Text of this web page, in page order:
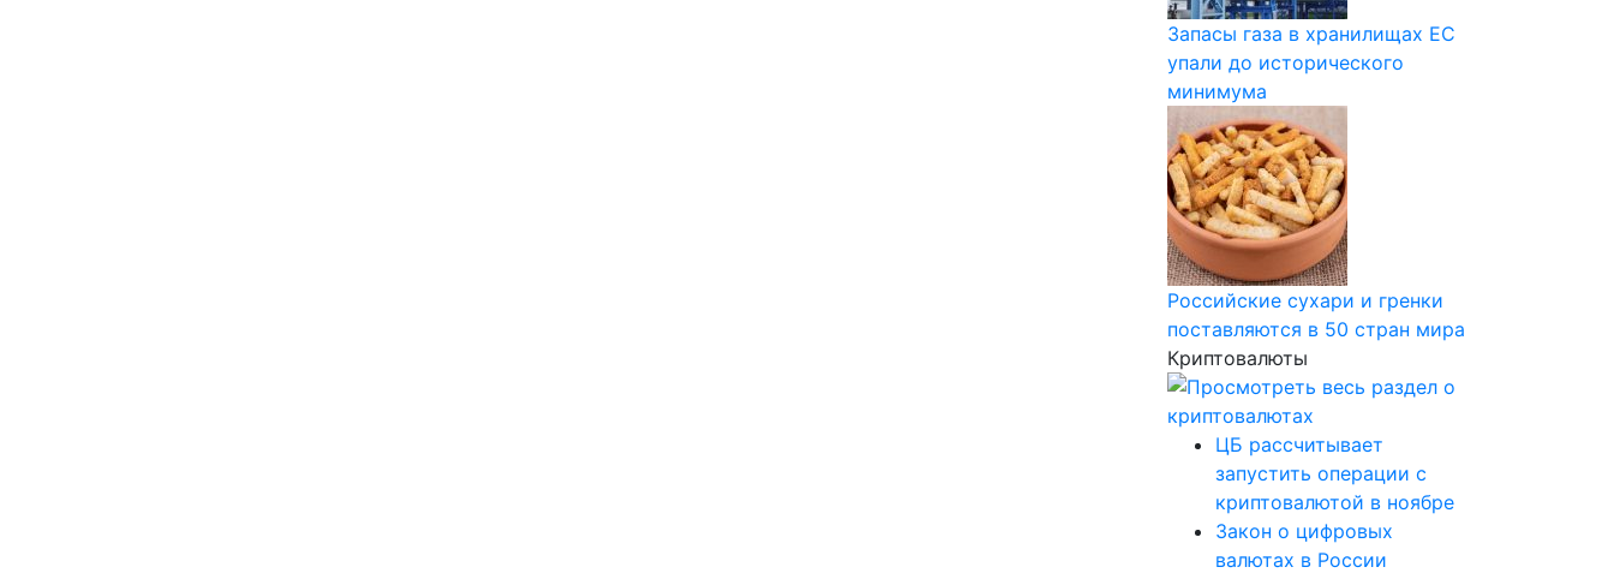
Запасы газа в хранилищах ЕС
упали до исторического
минимума
Российские сухари и гренки
поставляются в 50 стран мира
Криптовалюты
ЦБ рассчитывает
запустить операции с
криптовалютой в ноябре
Закон о цифровых
валютах в России